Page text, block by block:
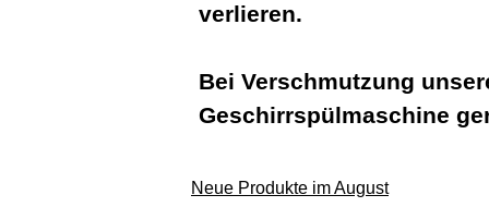
verlieren.
Bei Verschmutzung
Geschirrspülmaschine
Neue Produkte im August